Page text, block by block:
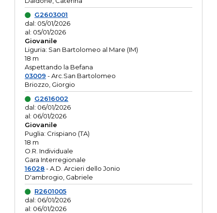
G2603001
dal: 05/01/2026
al: 05/01/2026
Giovanile
Liguria: San Bartolomeo al Mare (IM)
18 m
Aspettando la Befana
03009 - Arc.San Bartolomeo
Briozzo, Giorgio
G2616002
dal: 06/01/2026
al: 06/01/2026
Giovanile
Puglia: Crispiano (TA)
18 m
O.R. Individuale
Gara Interregionale
16028- A.D. Arcieri dello Jonio
D'ambrogio, Gabriele
R2601005
dal: 06/01/2026
al: 06/01/2026